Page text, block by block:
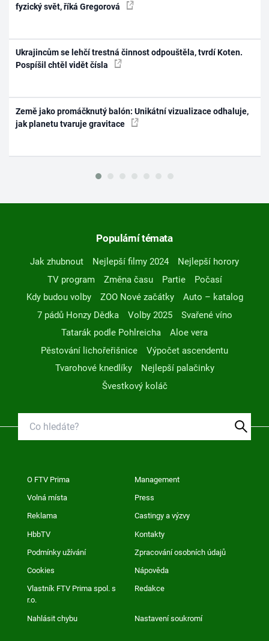
fyzický svět, říká Gregorová
Ukrajincům se lehčí trestná činnost odpouštěla, tvrdí Koten.
Pospíšil chtěl vidět čísla
Země jako promáčknutý balón: Unikátní vizualizace odhaluje,
jak planetu tvaruje gravitace
Populární témata
Jak zhubnout Nejlepší filmy 2024
Nejlepší horory
TV program
Změna času Partie
Počasí
Kdy budou volby
ZOO Nové začátky
Auto – katalog
7 pádů Honzy Dědka
Volby 2025
Svařené víno
Tatarák podle Pohlreicha
Aloe vera
Pěstování lichořeřišnice
Výpočet ascendentu
Tvarohové knedlíky
Nejlepší palačinky
Švestkový koláč
O FTV Prima Management
Volná místa Press
Reklama Castingy a výzvy
HbbTV Kontakty
Podmínky užívání Zpracování osobních údajů
Cookies Nápověda
Vlastník FTV Prima spol. s
r.o.
Redakce
Nahlásit chybu Nastavení soukromí